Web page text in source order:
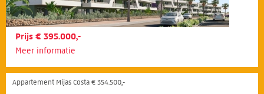
Prijs € 395.000,-
Meer informatie
Appartement Mijas Costa € 354.500,-